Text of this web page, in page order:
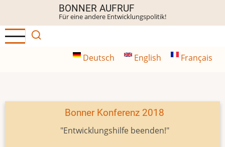
Inhalt
BONNER AUFRUF
Für eine andere Entwicklungspolitik!
Deutsch English Français
Bonner Konferenz 2018
"Entwicklungshilfe beenden!"